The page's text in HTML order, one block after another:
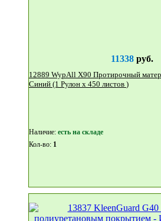
11338 руб.
12889 WypAll X90 Протирочный материал - Большой рулон /
Синий (1 Рулон x 450 листов )
Наличие: eсть на складе
Кол-во: 1